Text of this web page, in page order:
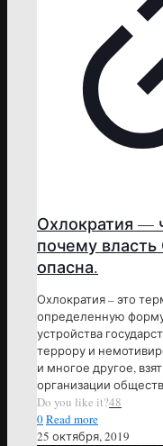
Охлократия —
почему власть
опасна.
Охлократия – это
определенную
устройства
террору и
и многое другое,
организации
Do you like it?48
0Read more
25 октября, 2019